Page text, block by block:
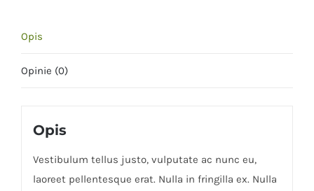
Opis
Opinie (0)
Opis
Vestibulum tellus justo, vulputate ac nunc eu,
laoreet pellentesque erat. Nulla in fringilla ex. Nulla